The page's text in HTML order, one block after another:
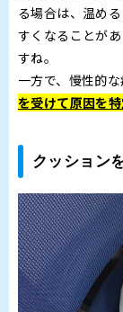
る場合は、温め
すくなることが
すね。
一方で、慢性的
を受けて原因を
クッション